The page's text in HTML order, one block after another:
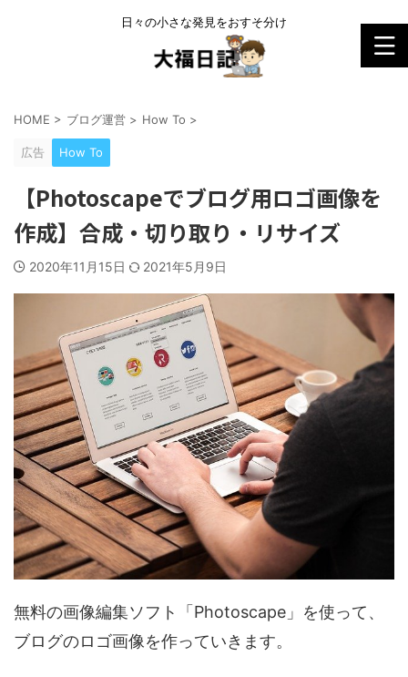
日々の小さな発見をおすそ分け
HOME > ブログ運営 > How To >
広告 How To
【Photoscapeでブログ用ロゴ画像を
作成】合成・切り取り・リサイズ
2020年11月15日 2021年5月9日
無料の画像編集ソフト「Photoscape」を使って、
ブログのロゴ画像を作っていきます。